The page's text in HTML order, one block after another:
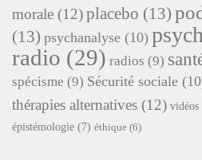
morale (12)placebo (13)
(13) psychanalyse (10)
radio (29) radios (9)
spécisme (9) Sécurité sociale
thérapies alternatives (12) vidéos
épistémologie (7) éthique (6)